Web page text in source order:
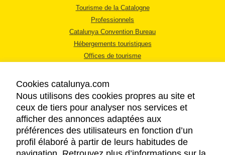
Tourisme de la Catalogne
Professionnels
Catalunya Convention Bureau
Hébergements touristiques
Offices de tourisme
MENTIONS LÉGALES
RÈGLES DE CONFIDENTIALITÉ
COOKIES
Cookies catalunya.com
Nous utilisons des cookies propres au site et
ceux de tiers pour analyser nos services et
afficher des annonces adaptées aux
préférences des utilisateurs en fonction d’un
profil élaboré à partir de leurs habitudes de